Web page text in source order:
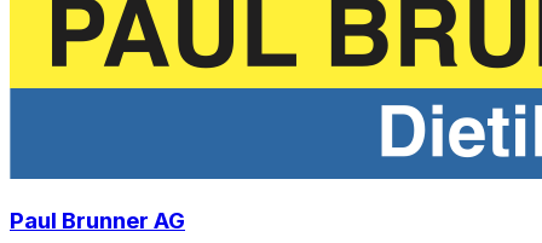
Paul Brunner AG